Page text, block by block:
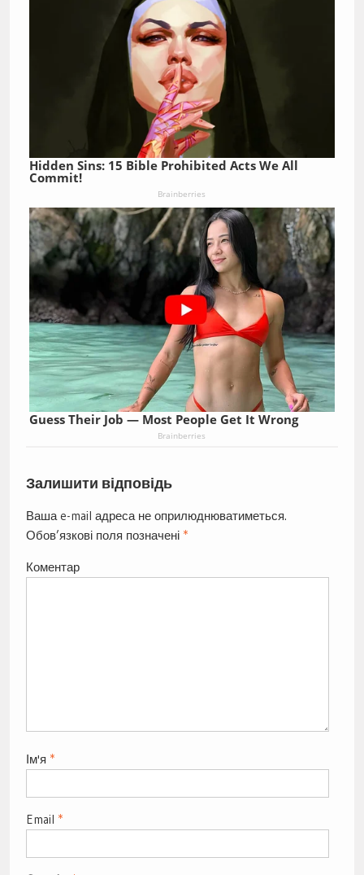
Hidden Sins: 15 Bible Prohibited Acts We All
Commit!
Brainberries
Guess Their Job — Most People Get It Wrong
Brainberries
Залишити відповідь
Ваша e-mail адреса не оприлюднюватиметься.
Обов’язкові поля позначені *
Коментар
Ім'я *
Email *